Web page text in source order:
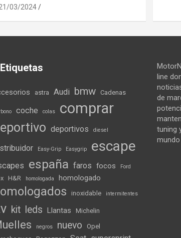
03/2024
Etiquetas
astra Audi bmw Cadenas
coche colas comprar
deportivos diesel
Easy-Grip Easygrip escape
españa faros focos Ford
H&R homologada homologado
inoxidable intermitentes
kit leds Llantas Michelin
negros nuevo
Opel
line
de
tuning